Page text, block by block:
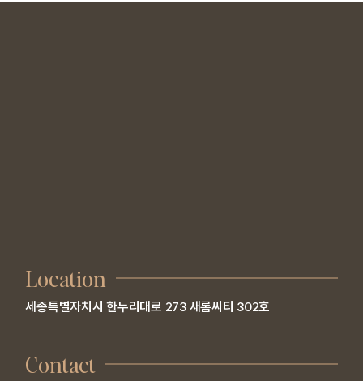
Location
세종특별자치시 한누리대로 273 새롬씨티 302호
Contact